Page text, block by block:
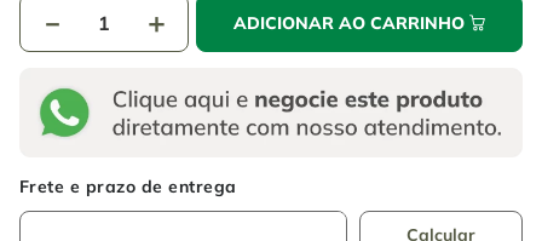
＋
－ ADICIONAR AO CARRINHO
disco corte
chave impacto
disco corte